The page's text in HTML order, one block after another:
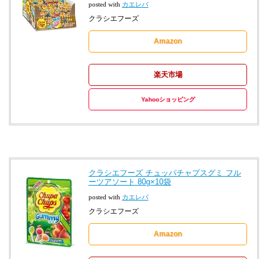
posted with カエレバ
クラシエフーズ
Amazon
楽天市場
Yahooショッピング
クラシエフーズ チュッパチャプスグミ フル
ーツアソート 80g×10袋
posted with カエレバ
クラシエフーズ
Amazon